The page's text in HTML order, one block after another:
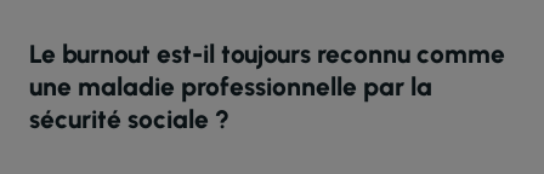
Le burnout est-il toujours reconnu comme
une maladie professionnelle par la
sécurité sociale ?